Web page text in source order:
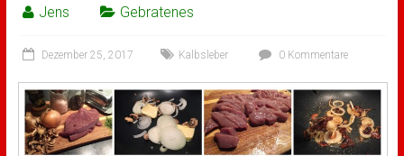
Jens Gebratenes
Dezember 25, 2017 Kalbsleber 0 Kommentare